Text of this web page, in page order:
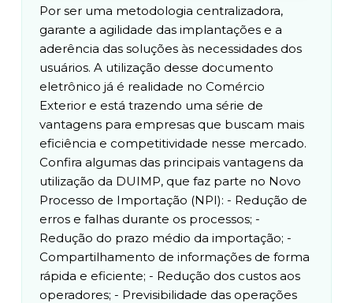
Por ser uma metodologia centralizadora,
garante a agilidade das implantações e a
aderência das soluções às necessidades dos
usuários. A utilização desse documento
eletrônico já é realidade no Comércio
Exterior e está trazendo uma série de
vantagens para empresas que buscam mais
eficiência e competitividade nesse mercado.
Confira algumas das principais vantagens da
utilização da DUIMP, que faz parte no Novo
Processo de Importação (NPI): - Redução de
erros e falhas durante os processos; -
Redução do prazo médio da importação; -
Compartilhamento de informações de forma
rápida e eficiente; - Redução dos custos aos
operadores; - Previsibilidade das operações